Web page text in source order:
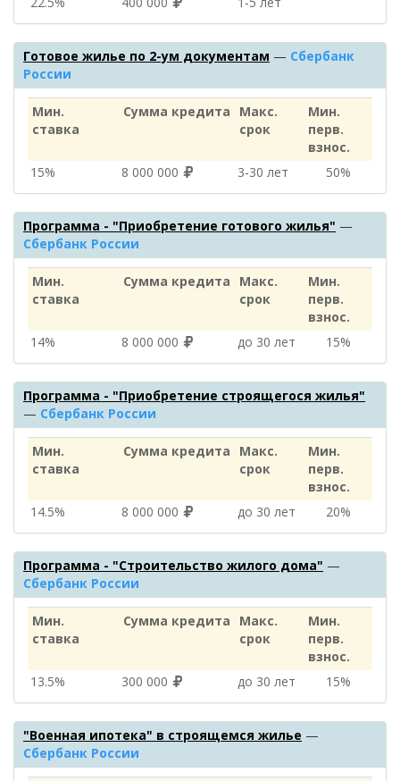
Готовое жилье по 2-ум документам — Сбербанк
России
Мин.
ставка
Сумма кредита
Макс.
срок
Мин.
перв.
взнос.
15%
8 000 000 3‑30 лет 50%
Программа - "Приобретение готового жилья" —
Сбербанк России
Мин.
ставка
Сумма кредита
Макс.
срок
Мин.
перв.
взнос.
14%
8 000 000 до 30 лет 15%
Программа - "Приобретение строящегося жилья"
— Сбербанк России
Мин.
ставка
Сумма кредита
Макс.
срок
Мин.
перв.
взнос.
14.5%
8 000 000 до 30 лет 20%
Программа - "Строительство жилого дома" —
Сбербанк России
Мин.
ставка
Сумма кредита
Макс.
срок
Мин.
перв.
взнос.
13.5%
300 000 до 30 лет 15%
"Военная ипотека" в строящемся жилье —
Сбербанк России